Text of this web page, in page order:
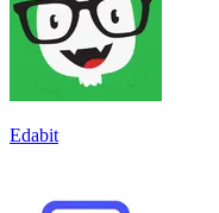
Edabit